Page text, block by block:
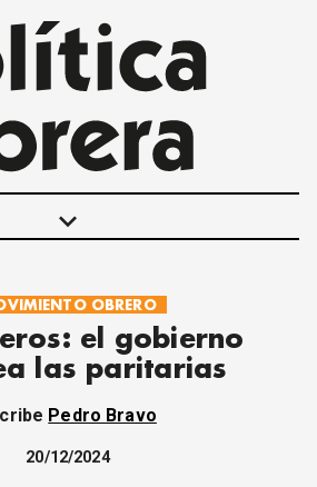
keyboard_arrow_down
POLÍTICAS
OBRERO
ECONOMÍA
Y CULTURA
OBRERO
el gobierno
las paritarias
Pedro Bravo
20/12/2024